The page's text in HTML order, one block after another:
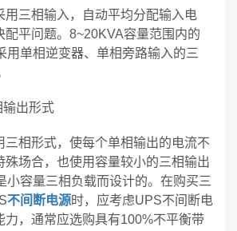
用三相输入，自动平均分配输入电
配平问题。8~20KVA容量范围内的
用单相逆变器、单相旁路输入的三
输出形式
三相形式，使每个单相输出的电流不
殊场合，也使用容量较小的三相输出
小容量三相负载而设计的。在购买三
不间断电源时，应考虑UPS不间断电
力，通常应选购具有100%不平衡带